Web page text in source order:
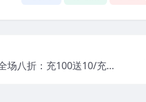
场八折：充100送10/充5